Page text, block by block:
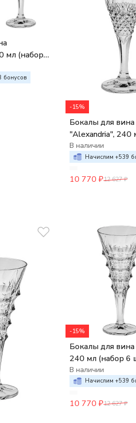
мл (набор
бонусов
-15%
Бокалы для вина
"Alexandria", 240
6 шт.)
В наличии
Начислим +539
10 770 ₽12 627₽
-15%
Бокалы для вина
240 мл (набор 6
В наличии
Начислим +539
10 770 ₽12 627₽